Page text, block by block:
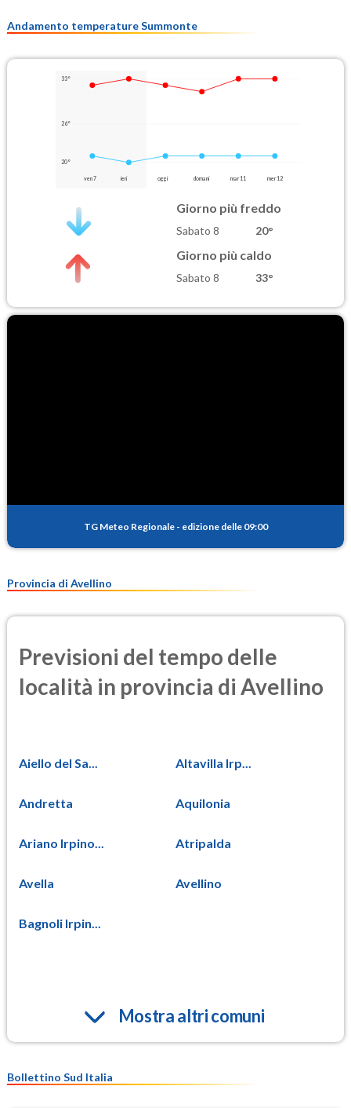
Andamento temperature Summonte
33°
26°
20°
ven 7 ieri oggi domani mar 11 mer 12
Giorno più freddo
Sabato 8 20°
Giorno più caldo
Sabato 8 33°
TG Meteo Regionale - edizione delle 09:00
Provincia di Avellino
Previsioni del tempo delle
località in provincia di Avellino
Aiello del Sa... Altavilla Irp...
Andretta Aquilonia
Ariano Irpino... Atripalda
Avella Avellino
Bagnoli Irpin...
Mostra altri comuni
Bollettino Sud Italia